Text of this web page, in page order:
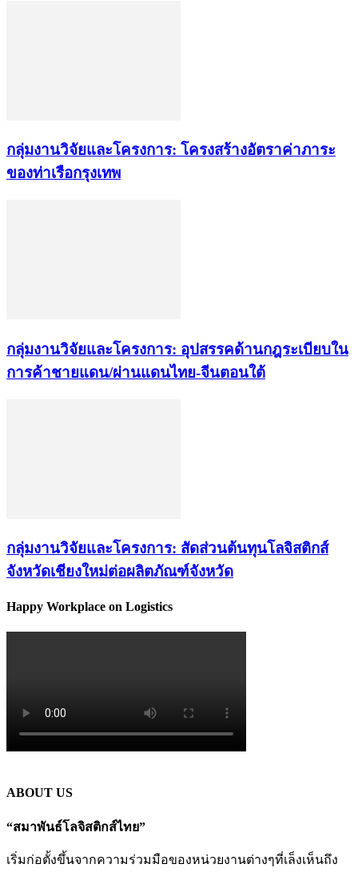
กลุ่มงานวิจัยและโครงการ: โครงสร้างอัตราค่าภาระ
ของท่าเรือกรุงเทพ
กลุ่มงานวิจัยและโครงการ: อุปสรรคด้านกฎระเบียบใน
การค้าชายแดน/ผ่านแดนไทย-จีนตอนใต้
กลุ่มงานวิจัยและโครงการ: สัดส่วนต้นทุนโลจิสติกส์
จังหวัดเชียงใหม่ต่อผลิตภัณฑ์จังหวัด
Happy Workplace on Logistics
ABOUT US
“สมาพันธ์โลจิสติกส์ไทย”
เริ่มก่อตั้งขึ้นจากความร่วมมือของหน่วยงานต่างๆที่เล็งเห็นถึง